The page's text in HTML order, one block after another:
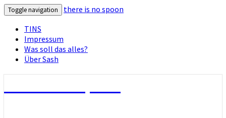
Toggle navigation
there is no spoon
TINS
Impressum
Was soll das alles?
Über Sash